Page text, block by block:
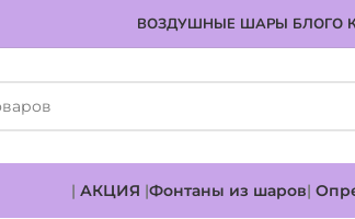
ВОЗДУШНЫЕ ШАРЫ БЛОГО
| АКЦИЯ |Фонтаны из шаров|